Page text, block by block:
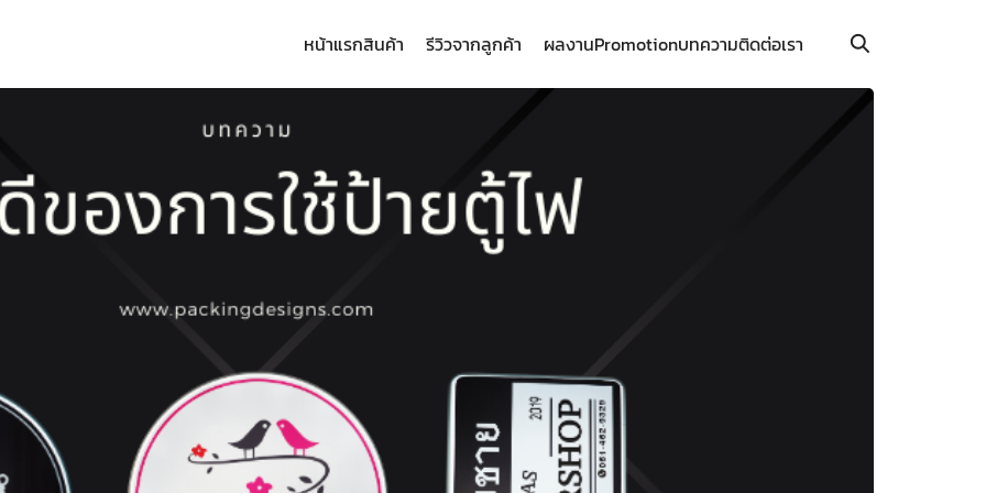
หน้าแรกสินค้า รีวิวจากลูกค้า ผลงานPromotionบทความติดต่อเรา